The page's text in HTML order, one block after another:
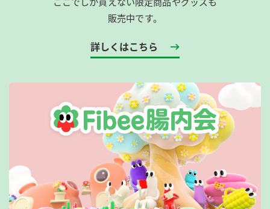
販売中です。
詳しくはこちら